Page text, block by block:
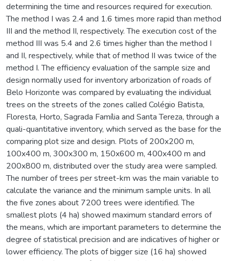
determining the time and resources required for execution.
The method I was 2.4 and 1.6 times more rapid than method
III and the method II, respectively. The execution cost of the
method III was 5.4 and 2.6 times higher than the method I
and II, respectively, while that of method II was twice of the
method I. The efficiency evaluation of the sample size and
design normally used for inventory arborization of roads of
Belo Horizonte was compared by evaluating the individual
trees on the streets of the zones called Colégio Batista,
Floresta, Horto, Sagrada Família and Santa Tereza, through a
quali-quantitative inventory, which served as the base for the
comparing plot size and design. Plots of 200x200 m,
100x400 m, 300x300 m, 150x600 m, 400x400 m and
200x800 m, distributed over the study area were sampled.
The number of trees per street-km was the main variable to
calculate the variance and the minimum sample units. In all
the five zones about 7200 trees were identified. The
smallest plots (4 ha) showed maximum standard errors of
the means, which are important parameters to determine the
degree of statistical precision and are indicatives of higher or
lower efficiency. The plots of bigger size (16 ha) showed